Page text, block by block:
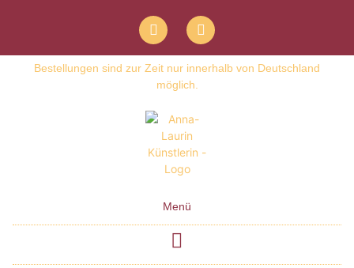
Bestellungen sind zur Zeit nur innerhalb von Deutschland
möglich.
Menü